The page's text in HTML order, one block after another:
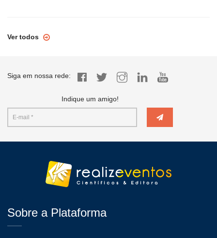
Ver todos
Siga em nossa rede:
Indique um amigo!
Sobre a Plataforma